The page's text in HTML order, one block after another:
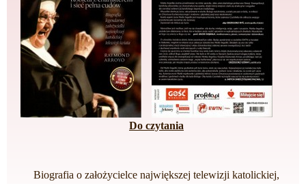
Do czytania
Biografia o założycielce największej telewizji katolickiej,